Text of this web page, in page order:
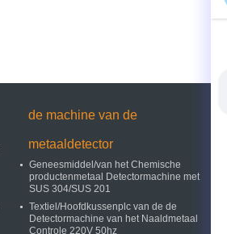
de machine van de
metaaldetector
Geneesmiddel/van het Chemische
productenmetaal Detectormachine met
SUS 304/SUS 201
Textiel/Hoofdkussenplc van de de
Detectormachine van het Naaldmetaal
Controle 220V 50hz